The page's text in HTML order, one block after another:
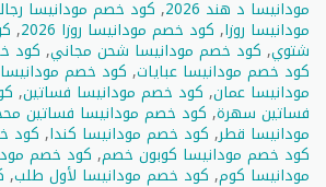
مودانيسا د هند 2026 , كود خصم مودانيسا
مودانيسا روزا, كود خصم مودانيسا روزا 2026 ,
شتوي, كود خصم مودانيسا شحن مجاني, كود
كود خصم مودانيسا عبايات, كود خصم
مودانيسا عمان, كود خصم مودانيسا فساتين,
فساتين سهرة, كود خصم مودانيسا فساتين
مودانيسا قطر, كود خصم مودانيسا كندا, كود
كود خصم مودانيسا كوبون خصم, كود خصم
مودانيسا كوم, كود خصم مودانيسا لأول طلب,